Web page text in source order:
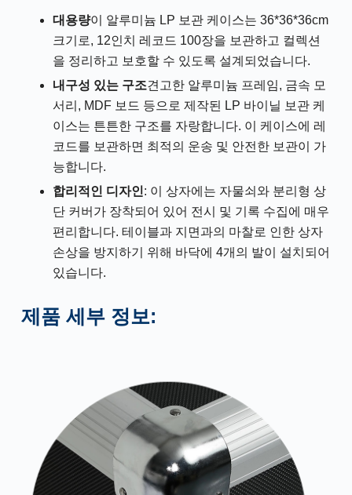
대용량이 알루미늄 LP 보관 케이스는 36*36*36cm
크기로, 12인치 레코드 100장을 보관하고 컬렉션
을 정리하고 보호할 수 있도록 설계되었습니다.
내구성 있는 구조견고한 알루미늄 프레임, 금속 모
서리, MDF 보드 등으로 제작된 LP 바이닐 보관 케
이스는 튼튼한 구조를 자랑합니다. 이 케이스에 레
코드를 보관하면 최적의 운송 및 안전한 보관이 가
능합니다.
합리적인 디자인: 이 상자에는 자물쇠와 분리형 상
단 커버가 장착되어 있어 전시 및 기록 수집에 매우
편리합니다. 테이블과 지면과의 마찰로 인한 상자
손상을 방지하기 위해 바닥에 4개의 발이 설치되어
있습니다.
제품 세부 정보: